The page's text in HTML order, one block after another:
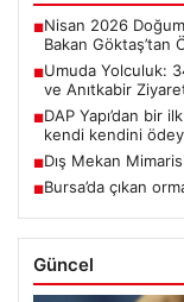
■Nisan 2026 Doğum
Bakan Göktaş’tan
■Umuda Yolculuk:
ve Anıtkabir
■DAP Yapı’dan bir
kendi kendini
■Dış Mekan
■Bursa’da çıkan
Güncel